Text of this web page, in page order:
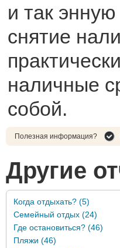
и так
снятие
наличные
собой.
Полезная информация?
Другие
Когда отдыхать? (5)
Семейный отдых (24)
Где остановиться? (46)
Пляжи (46)